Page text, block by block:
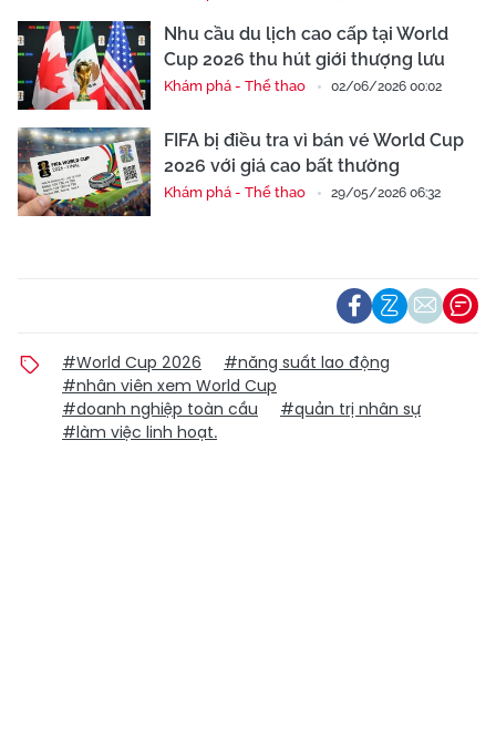
Nhu cầu du lịch cao cấp tại World
Cup 2026 thu hút giới thượng lưu
Khám phá - Thể thao 02/06/2026 00:02
FIFA bị điều tra vì bán vé World Cup
2026 với giá cao bất thường
Khám phá - Thể thao 29/05/2026 06:32
#World Cup 2026
#năng suất lao động
#nhân viên xem World Cup
#doanh nghiệp toàn cầu
#quản trị nhân sự
#làm việc linh hoạt.